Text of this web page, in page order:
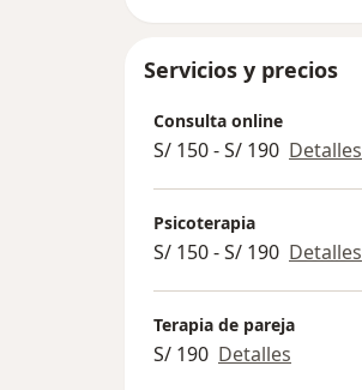
Servicios y precios
Consulta online
S/ 150 - S/ 190 Detalles
Psicoterapia
S/ 150 - S/ 190 Detalles
Terapia de pareja
S/ 190 Detalles